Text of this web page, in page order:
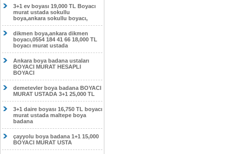
3+1 ev boyası 19,000 TL Boyacı
murat ustada sokullu
boya,ankara sokullu boyacı,
dikmen boya,ankara dikmen
boyacı,0554 184 41 66 18,000 TL
boyacı murat ustada
Ankara boya badana ustaları
BOYACI MURAT HESAPLI
BOYACI
demetevler boya badana BOYACI
MURAT USTADA 3+1 25,000 TL
3+1 daire boyası 16,750 TL boyacı
murat ustada maltepe boya
badana
çayyolu boya badana 1+1 15,000
BOYACI MURAT USTA